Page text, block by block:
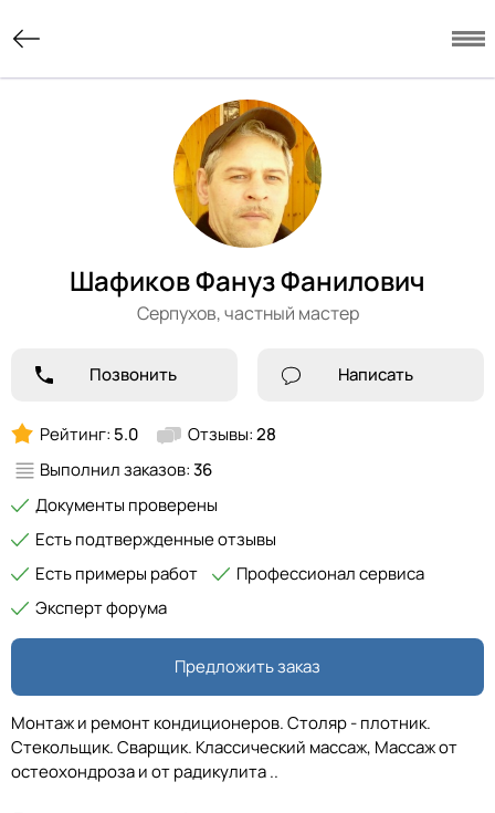
Шафиков Фануз Фанилович
Серпухов,частный мастер
Позвонить Написать
Рейтинг: 5.0 Отзывы:28
Выполнил заказов:36
Документы проверены
Есть подтвержденные отзывы
Есть примеры работ
Профессионал сервиса
Эксперт форума
Предложить заказ
Монтаж и ремонт кондиционеров. Столяр - плотник.
Стекольщик. Сварщик. Классический массаж, Массаж от
остеохондроза и от радикулита ..